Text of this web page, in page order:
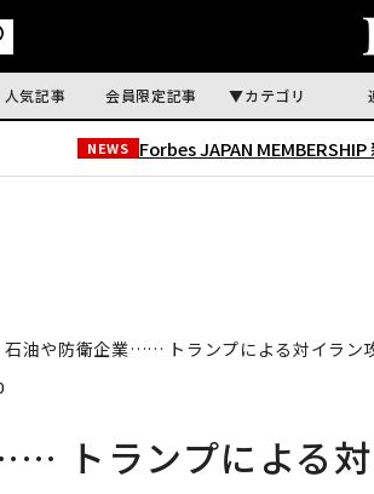
人気記事 会員限定記事 カテゴリ
NEWS Forbes JAPAN MEMBERSHIP
石油や防衛企業…… トランプによる対イラン
トランプによる